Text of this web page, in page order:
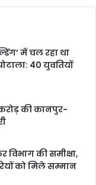
में चल रहा था
40 युवतियों
करोड़ की कानपुर-
विभाग की समीक्षा,
को मिले सम्मान